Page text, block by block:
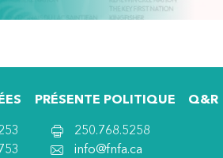
PRÉSENTE POLITIQUE Q&R
250.768.5258
info@fnfa.ca